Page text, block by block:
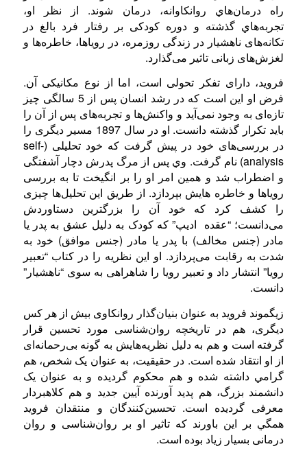
راه درمان‌هاي روانکاوانه، درمان شوند. از نظر او،
تجربه‌هاي گذشته و دوره کودکی بر رفتار فرد بالغ در
تکانه‌های ناهشیار در زندگی روزمره، در رویاها، خاطره‌ها و
لغزش‌های زبانی تاثیر می‌‌گذارد.
فروید، دارای تفکر تحولی است، اما از نوع مکانیکی آن.
فرض او این است که در رشد انسان پس از 5 سالگی چیز
تازه‌ای به وجود نمی‌آید و واکنش‌ها و تجربه‌های پس از آن را
باید تکرار گذشته دانست. او در سال 1897 مسیر دیگری را
در بررسی‌های خود در پيش گرفت که خود تحلیلی (self-
analysis) نام گرفت. وي پس از مرگ پدرش دچار آشفتگی
و اضطراب شد و همین امر او را بر انگیخت تا به بررسی
رویاها و خاطره هايش بپردازد. از طریق این تحلیل‌ها چیزی
را کشف کرد که خود آن را بزرگترین دستاوردش
می‌دانست؛ “عقده ادیپ” که کودک به دلیل عشق به پدر يا
مادر (جنس مخالف) با پدر يا مادر (جنس موافق) خود به
شدت به رقابت می‌پردازد. او این نظریه را در کتاب “تعبیر
رویا” انتشار داد و تعبیر رویا را شاهراهی به سوی “ناهشیار”
دانست.
زیگموند فروید به عنوان بنیان‌گذار روانکاوی بیش از هر کس
دیگری، هم در تاریخچه روان‌شناسی مورد تحسین قرار
گرفته است و هم به دليل نظریه‌هایش به گونه بی‌رحمانه‌ای
از او انتقاد شده است. در حقيقيت، به عنوان یک شخص، هم
گرامي داشته شده و هم محکوم گرديده و به عنوان یک
دانشمند بزرگ، هم پديد آورنده آيين جديد و هم کلاهبردار
معرفی گردیده است. تحسین‌کنندگان و منتقدان فروید
همگي بر اين باورند که تاثیر او بر روان‌شناسی و روان
درمانی بسیار زیاد بوده است.